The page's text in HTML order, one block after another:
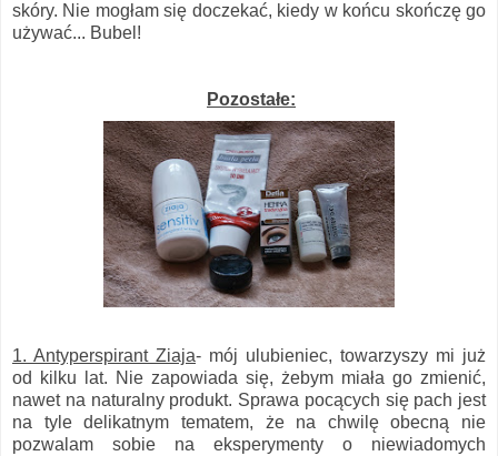
skóry. Nie mogłam się doczekać, kiedy w końcu skończę go
używać... Bubel!
Pozostałe:
1. Antyperspirant Ziaja- mój ulubieniec, towarzyszy mi już
od kilku lat. Nie zapowiada się, żebym miała go zmienić,
nawet na naturalny produkt. Sprawa pocących się pach jest
na tyle delikatnym tematem, że na chwilę obecną nie
pozwalam sobie na eksperymenty o niewiadomych